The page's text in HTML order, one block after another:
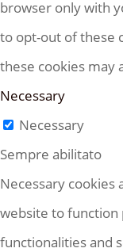
browser only with
to opt-out of these
these cookies may
Necessary
Necessary
Sempre abilitato
Necessary cookies
website to function
functionalities and